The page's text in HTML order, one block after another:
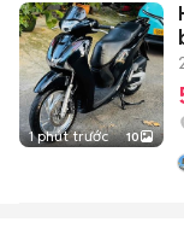
1 phút trước 10